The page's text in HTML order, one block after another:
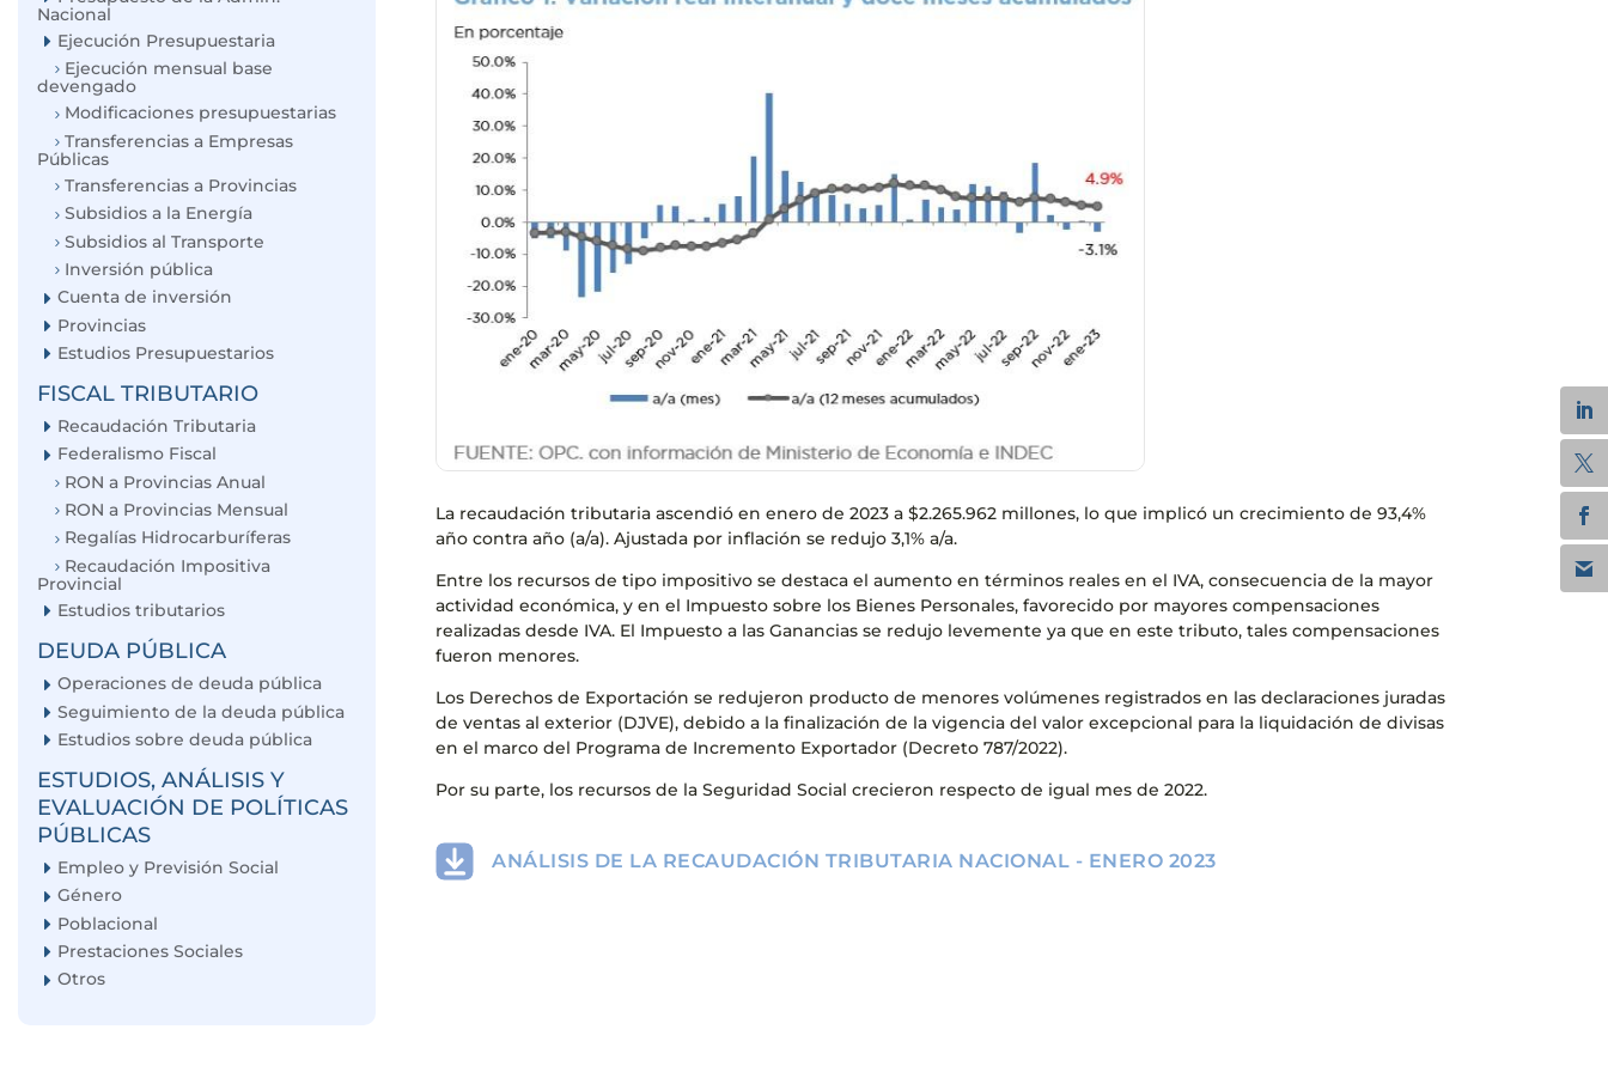
Nacional
Ejecución Presupuestaria
Ejecución mensual base
devengado
Modificaciones presupuestarias
Transferencias a Empresas
Públicas
Transferencias a Provincias
Subsidios a la Energía
Subsidios al Transporte
Inversión pública
Cuenta de inversión
Provincias
Estudios Presupuestarios
FISCAL TRIBUTARIO
Recaudación Tributaria
Federalismo Fiscal
RON a Provincias Anual
RON a Provincias Mensual
Regalías Hidrocarburíferas
Recaudación Impositiva
Provincial
Estudios tributarios
DEUDA PÚBLICA
Operaciones de deuda pública
Seguimiento de la deuda pública
Estudios sobre deuda pública
ESTUDIOS, ANÁLISIS Y
EVALUACIÓN DE POLÍTICAS
PÚBLICAS
Empleo y Previsión Social
Género
Poblacional
Prestaciones Sociales
Otros
La recaudación tributaria ascendió en enero de 2023 a $2.265.962 millones, lo que implicó un crecimiento de 93,4%
año contra año (a/a). Ajustada por inflación se redujo 3,1% a/a.
Entre los recursos de tipo impositivo se destaca el aumento en términos reales en el IVA, consecuencia de la mayor
actividad económica, y en el Impuesto sobre los Bienes Personales, favorecido por mayores compensaciones
realizadas desde IVA. El Impuesto a las Ganancias se redujo levemente ya que en este tributo, tales compensaciones
fueron menores.
Los Derechos de Exportación se redujeron producto de menores volúmenes registrados en las declaraciones juradas
de ventas al exterior (DJVE), debido a la finalización de la vigencia del valor excepcional para la liquidación de divisas
en el marco del Programa de Incremento Exportador (Decreto 787/2022).
Por su parte, los recursos de la Seguridad Social crecieron respecto de igual mes de 2022.
ANÁLISIS DE LA RECAUDACIÓN TRIBUTARIA NACIONAL - ENERO 2023